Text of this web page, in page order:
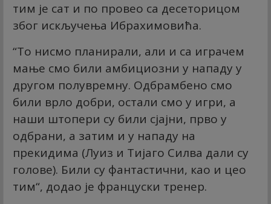
тим је сат и по провео са десеторицом
због искључења Ибрахимовића.
“То нисмо планирали, али и са играчем
мање смо били амбициозни у нападу у
другом полувремну. Одбрамбено смо
били врло добри, остали смо у игри, а
наши штопери су били сјајни, прво у
одбрани, а затим и у нападу на
прекидима (Луиз и Тијаго Силва дали су
голове). Били су фантастични, као и цео
тим“, додао је француски тренер.